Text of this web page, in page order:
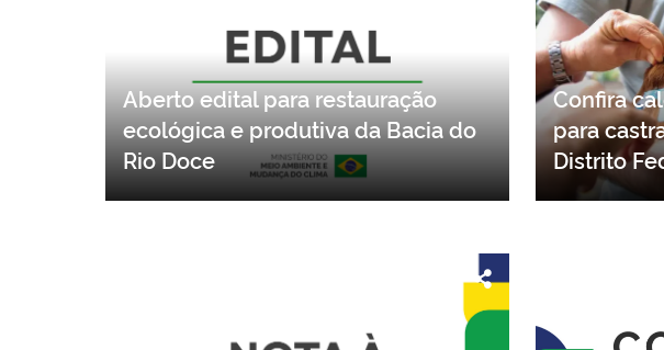
Aberto edital para restauração
ecológica e produtiva da Bacia do
Confira
para